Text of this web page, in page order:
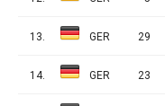
13. GER 29
14. GER 23